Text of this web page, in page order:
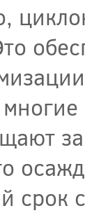
срок